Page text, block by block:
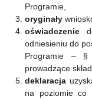
Programie,
oryginały
oświadczenie
odniesieniu do
Programie –
prowadzące
deklaracja
na poziomie co